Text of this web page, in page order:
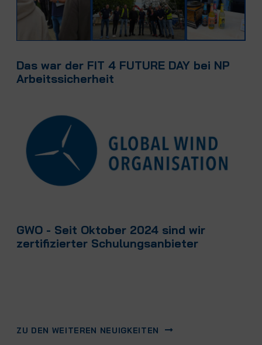
Das war der FIT 4 FUTURE DAY bei NP
Arbeitssicherheit
GWO - Seit Oktober 2024 sind wir
zertifizierter Schulungsanbieter
ZU DEN WEITEREN NEUIGKEITEN